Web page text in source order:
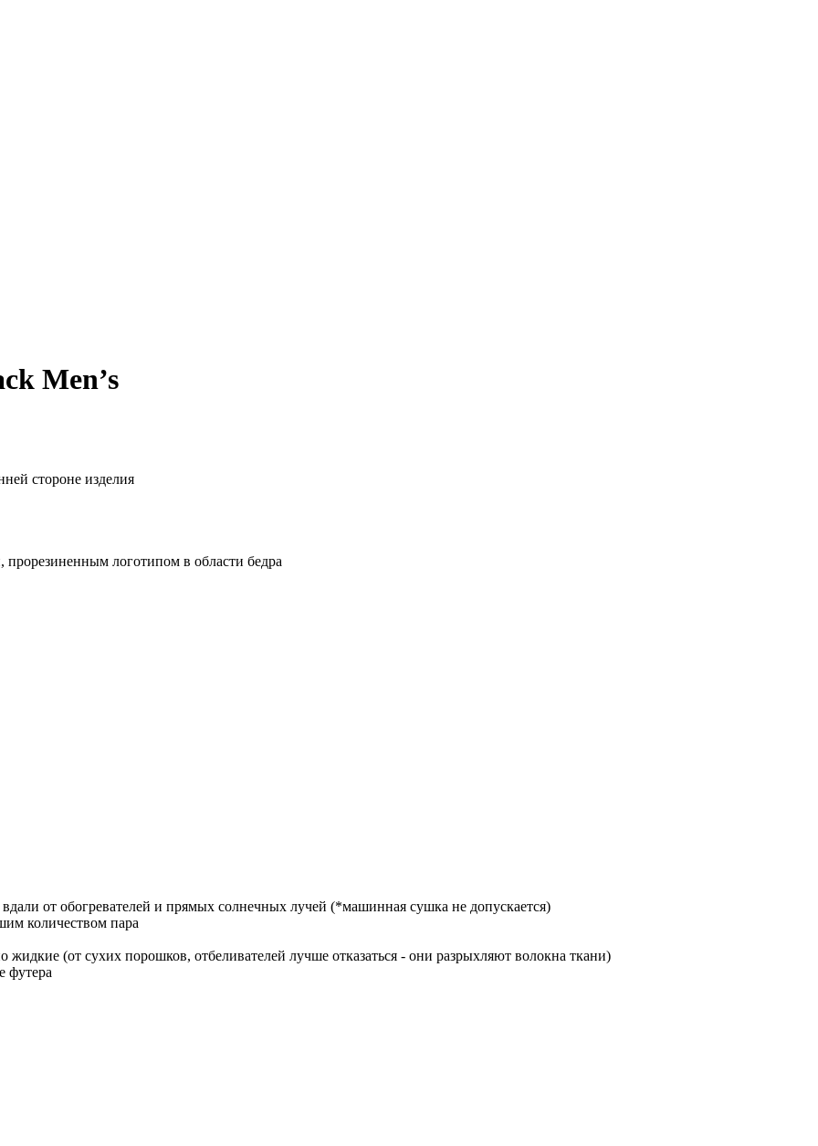
Men’s
стороне изделия
логотипом в области бедра
от обогревателей и прямых солнечных лучей (*машинная сушка не допускается)
количеством пара
(от сухих порошков, отбеливателей лучше отказаться - они разрыхляют волокна ткани)
футера